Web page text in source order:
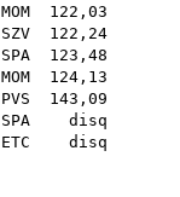
MOM 122,03
SZV 122,24
SPA 123,48
MOM 124,13
PVS 143,09
SPA disq
ETC disq